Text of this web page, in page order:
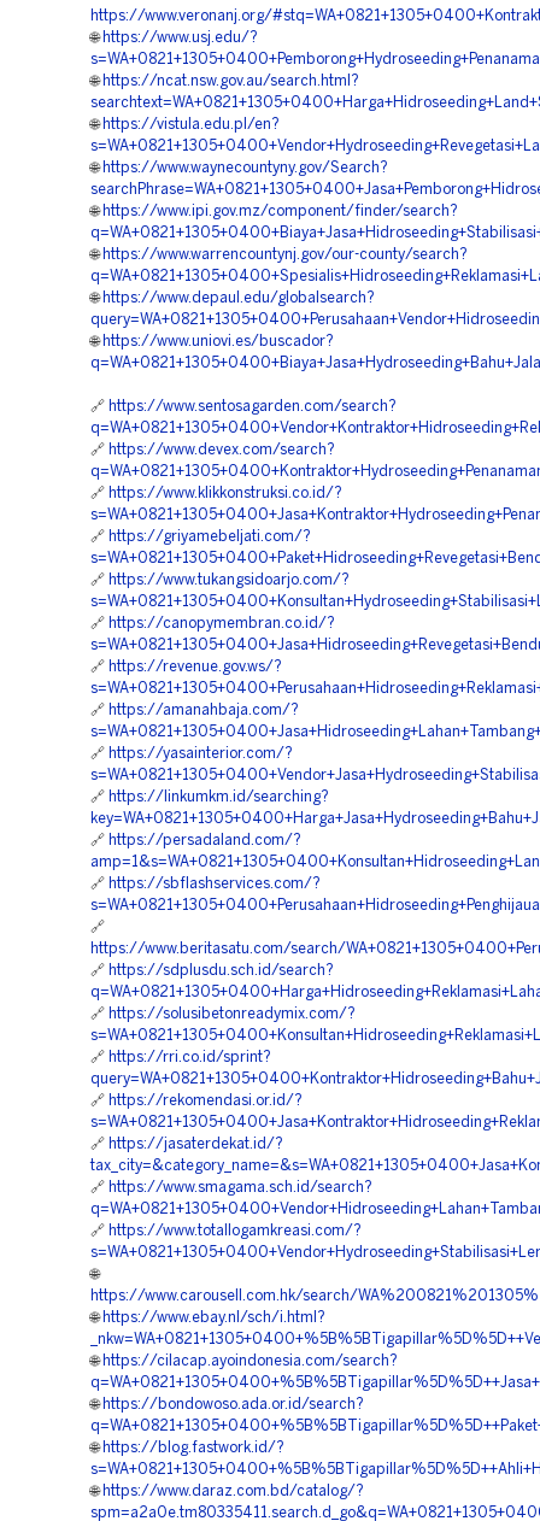
https://www.veronanj.org/
🌐 https://www.usj.edu/?
🌐 https://ncat.nsw.gov.au/search.html?
🌐 https://vistula.edu.pl/en?
🌐 https://www.waynecountyny.gov/Search?
🌐 https://www.ipi.gov.mz/component/finder/search?
🌐 https://www.warrencountynj.gov/our-county/search?
🌐 https://www.depaul.edu/globalsearch?
🌐 https://www.uniovi.es/buscador?
🔗 https://www.sentosagarden.com/search?
🔗 https://www.devex.com/search?
🔗 https://www.klikkonstruksi.co.id/?
🔗 https://griyamebeljati.com/?
🔗 https://www.tukangsidoarjo.com/?
🔗 https://canopymembran.co.id/?
🔗 https://revenue.gov.ws/?
🔗 https://amanahbaja.com/?
🔗 https://yasainterior.com/?
🔗 https://linkumkm.id/searching?
🔗 https://persadaland.com/?
🔗 https://sbflashservices.com/?
🔗
https://www.beritasatu.com/search/
🔗 https://sdplusdu.sch.id/search?
🔗 https://solusibetonreadymix.com/?
🔗 https://rri.co.id/sprint?
🔗 https://rekomendasi.or.id/?
🔗 https://jasaterdekat.id/?
🔗 https://www.smagama.sch.id/search?
🔗 https://www.totallogamkreasi.com/?
🌐
https://www.carousell.com.hk/search/
🌐 https://www.ebay.nl/sch/i.html?
🌐 https://cilacap.ayoindonesia.com/search?
🌐 https://bondowoso.ada.or.id/search?
🌐 https://blog.fastwork.id/?
🌐 https://www.daraz.com.bd/catalog/?